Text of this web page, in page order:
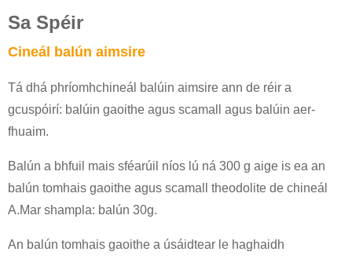
Sa Spéir
Cineál balún aimsire
Tá dhá phríomhchineál balúin aimsire ann de réir a
gcuspóirí: balúin gaoithe agus scamall agus balúin aer-
fhuaim.
Balún a bhfuil mais sféarúil níos lú ná 300 g aige is ea an
balún tomhais gaoithe agus scamall theodolite de chineál
A.Mar shampla: balún 30g.
An balún tomhais gaoithe a úsáidtear le haghaidh